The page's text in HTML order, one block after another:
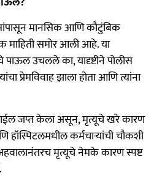
मानसिक आणि कौटुंबिक
माहिती समोर आली आहे. या
उचलले का, यादृष्टीने पोलीस
प्रेमविवाह झाला होता आणि त्यांना
जप्त केला असून, मृत्यूचे खरे कारण
हॉस्पिटलमधील कर्मचाऱ्यांची चौकशी
मृत्यूचे नेमके कारण स्पष्ट